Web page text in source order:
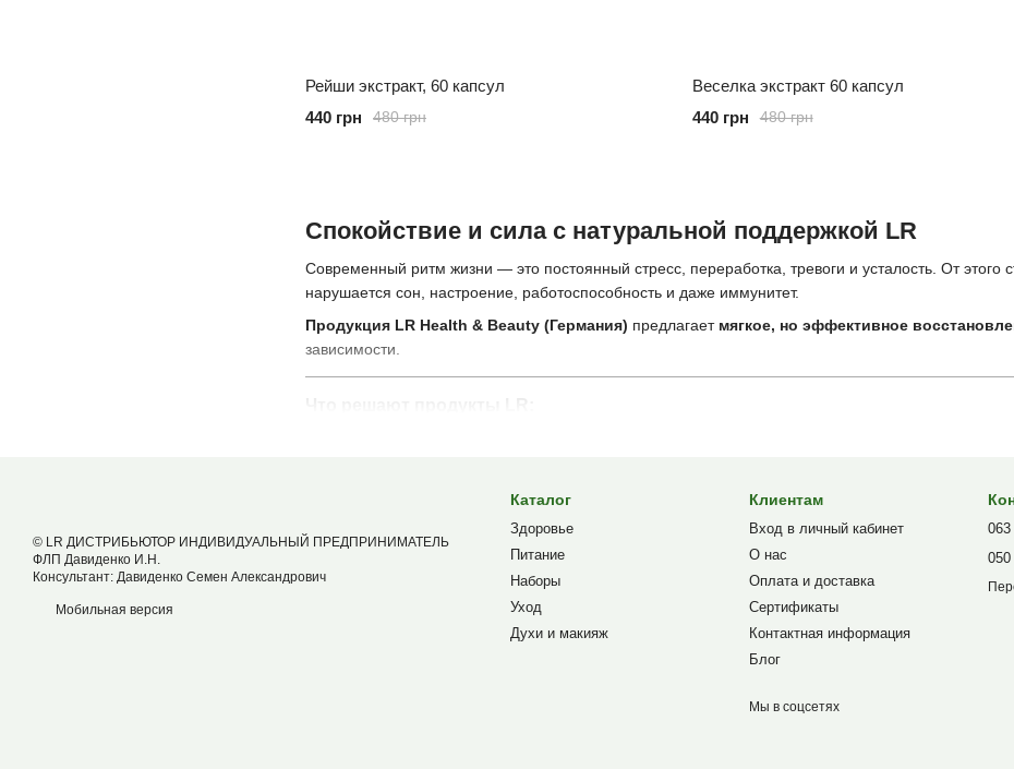
Спокойствие и сила с натуральной поддержкой LR
Современный ритм жизни — это постоянный стресс, переработка, тревоги и усталость. От этого
нарушается сон, настроение, работоспособность и даже иммунитет.
Продукция LR Health & Beauty (Германия) предлагает мягкое, но эффективное
зависимости.
апатия, нервозность, раздражительность
быстрая утомляемость, головные боли
ухудшение памяти и концентрации
Рейши экстракт, 60 капсул
480 грн
440 грн
Веселка экстракт 60 капсул
480 грн
440 грн
© LR ДИСТРИБЬЮТОР ИНДИВИДУАЛЬНЫЙ ПРЕДПРИНИМАТЕЛЬ
ФЛП Давиденко И.Н.
Консультант: Давиденко Семен Александрович
Мобильная версия
Каталог
Здоровье
Питание
Наборы
Уход
Духи и макияж
Клиентам
Вход в личный кабинет
О нас
Оплата и доставка
Сертификаты
Контактная информация
Блог
Мы в соцсетях
063
050